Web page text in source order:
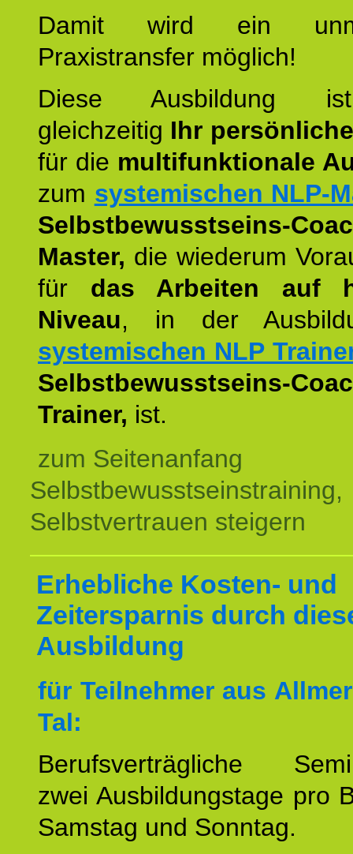
Damit wird ein
Praxistransfer möglich!
Diese Ausbildung
gleichzeitig Ihr
für die multifunktionale
zum systemischen NLP-
Selbstbewusstseins-
Master, die wiederum
für das Arbeiten auf
Niveau, in der
systemischen NLP
Selbstbewusstseins-
Trainer, ist.
zum Seitenanfang
Selbstbewusstseinstraining,
Selbstvertrauen steigern
Erhebliche Kosten- und
Zeitersparnis durch
Ausbildung
für Teilnehmer aus
Tal:
Berufsverträgliche
zwei Ausbildungstage pro
Samstag und Sonntag.